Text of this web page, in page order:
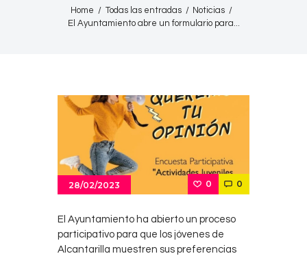
Home Todas las entradas
Noticias
El Ayuntamiento abre un formulario para...
28/02/2023 0 0
El Ayuntamiento ha abierto un proceso
participativo para que los jóvenes de
Alcantarilla muestren sus preferencias